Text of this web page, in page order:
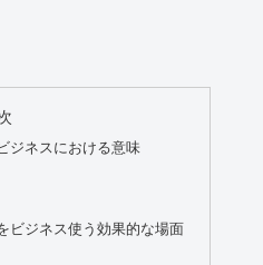
ジネスにおける意味
ビジネス使う効果的な場面